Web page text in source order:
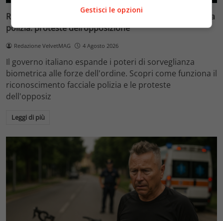
Riconoscimento facciale, il governo accelera i poteri alla
polizia: proteste dell’opposizione
Redazione VelvetMAG 4 Agosto 2026
Il governo italiano espande i poteri di sorveglianza
biometrica alle forze dell'ordine. Scopri come funziona il
riconoscimento facciale polizia e le proteste
dell'opposiz
Leggi di più
Gestisci le opzioni